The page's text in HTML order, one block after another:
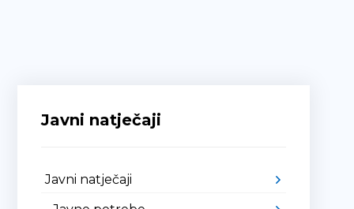
Javni natječaji
Javni natječaji